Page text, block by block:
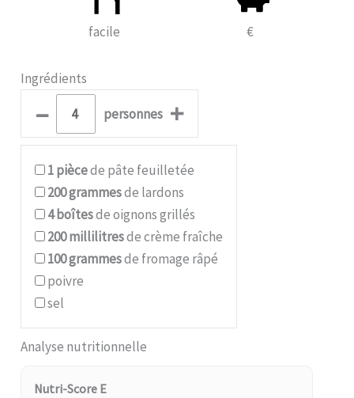
facile €
Ingrédients
– personnes +
1piècede pâte feuilletée
200grammesde lardons
4 boîtesde oignons grillés
200millilitresde crème fraîche
100grammesde fromage râpé
poivre
sel
Analyse nutritionnelle
Nutri-Score E